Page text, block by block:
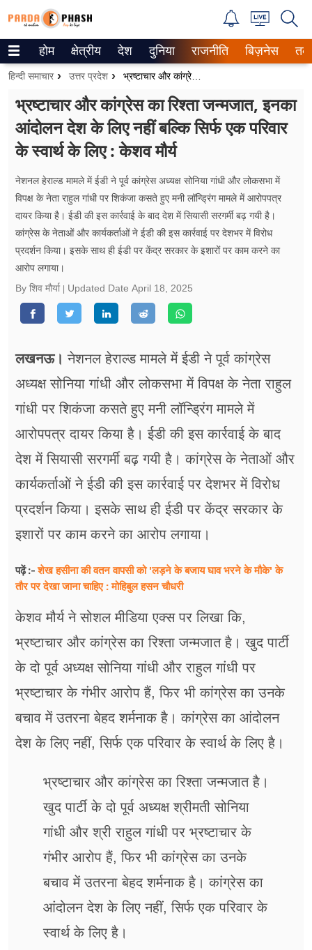
Trending on Google News
वेब स्टोरीज
उत्तर प्रदेश
गैलरी
वीडियो
रिलेशनशिप
जीवन मंत्रा
फूड
सेहत
ब्‍यूटी
जॉब्स
अन्य खबरें
होम क्षेत्रीय देश दुनिया राजनीति बिज़नेस
हिन्दी समाचार उत्तर प्रदेश भ्रष्टाचार और कांग्रेस का रिश्ता जन्मजात, इनका आंदोलन देश के लिए नहीं बल्कि सिर्फ एक परिवार के स्वार्थ के लिए : केशव मौर्य
भ्रष्टाचार और कांग्रेस का रिश्ता जन्मजात, इनका
आंदोलन देश के लिए नहीं बल्कि सिर्फ एक परिवार
के स्वार्थ के लिए : केशव मौर्य
नेशनल हेराल्ड मामले में ईडी ने पूर्व कांग्रेस अध्यक्ष सोनिया गांधी और लोकसभा में
विपक्ष के नेता राहुल गांधी पर शिकंजा कसते हुए मनी लॉन्ड्रिंग मामले में आरोपपत्र
दायर किया है। ईडी की इस कार्रवाई के बाद देश में सियासी सरगर्मी बढ़ गयी है।
कांग्रेस के नेताओं और कार्यकर्ताओं ने ईडी की इस कार्रवाई पर देशभर में विरोध
प्रदर्शन किया। इसके साथ ही ईडी पर केंद्र सरकार के इशारों पर काम करने का
आरोप लगाया।
By शिव मौर्या
Updated Date April 18, 2025
लखनऊ। नेशनल हेराल्ड मामले में ईडी ने पूर्व कांग्रेस
अध्यक्ष सोनिया गांधी और लोकसभा में विपक्ष के नेता राहुल
गांधी पर शिकंजा कसते हुए मनी लॉन्ड्रिंग मामले में
आरोपपत्र दायर किया है। ईडी की इस कार्रवाई के बाद
देश में सियासी सरगर्मी बढ़ गयी है। कांग्रेस के नेताओं और
कार्यकर्ताओं ने ईडी की इस कार्रवाई पर देशभर में विरोध
प्रदर्शन किया। इसके साथ ही ईडी पर केंद्र सरकार के
इशारों पर काम करने का आरोप लगाया।
पढ़ें :-शेख हसीना की वतन वापसी को 'लड़ने के बजाय घाव भरने के मौके' के
तौर पर देखा जाना चाहिए : मोहिबुल हसन चौधरी
केशव मौर्य ने सोशल मीडिया एक्स पर लिखा कि,
भ्रष्टाचार और कांग्रेस का रिश्ता जन्मजात है। खुद पार्टी
के दो पूर्व अध्यक्ष सोनिया गांधी और राहुल गांधी पर
भ्रष्टाचार के गंभीर आरोप हैं, फिर भी कांग्रेस का उनके
बचाव में उतरना बेहद शर्मनाक है। कांग्रेस का आंदोलन
देश के लिए नहीं, सिर्फ एक परिवार के स्वार्थ के लिए है।
भ्रष्टाचार और कांग्रेस का रिश्ता जन्मजात है।
खुद पार्टी के दो पूर्व अध्यक्ष श्रीमती सोनिया
गांधी और श्री राहुल गांधी पर भ्रष्टाचार के
गंभीर आरोप हैं, फिर भी कांग्रेस का उनके
बचाव में उतरना बेहद शर्मनाक है। कांग्रेस का
आंदोलन देश के लिए नहीं, सिर्फ एक परिवार के
स्वार्थ के लिए है।